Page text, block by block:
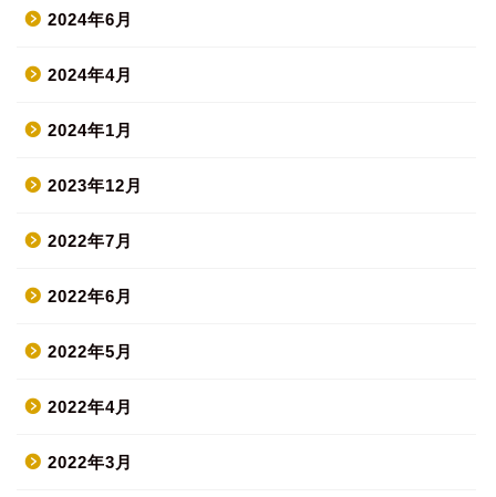
2024年6月
2024年4月
2024年1月
2023年12月
2022年7月
2022年6月
2022年5月
2022年4月
2022年3月